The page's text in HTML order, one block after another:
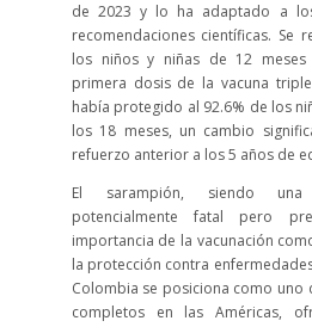
de 2023 y lo ha adaptado a
recomendaciones científicas. Se
los niños y niñas de 12
primera dosis de la vacuna
había protegido al 92.6% de los
los 18 meses, un cambio
refuerzo anterior a los 5 años de
El sarampión, siendo una
potencialmente fatal pero
importancia de la vacunación
la protección contra
Colombia se posiciona como uno
completos en las Américas,